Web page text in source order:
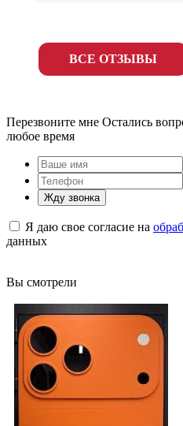
ВСЕ ОТЗЫВЫ
Перезвоните мне Остались
любое время
Жду звонка
Я даю свое согласие на
данных
Вы смотрели